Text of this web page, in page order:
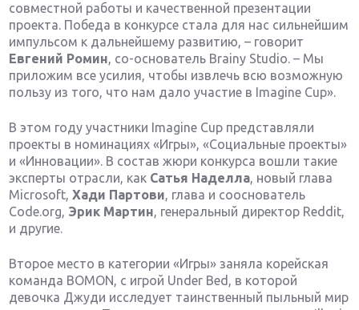
совместной работы и качественной презентации
проекта. Победа в конкурсе стала для нас сильнейшим
импульсом к дальнейшему развитию, – говорит
Евгений Ромин, со-основатель Brainy Studio. – Мы
приложим все усилия, чтобы извлечь всю возможную
пользу из того, что нам дало участие в Imagine Cup».
В этом году участники Imagine Cup представляли
проекты в номинациях «Игры», «Социальные проекты»
и «Инновации». В состав жюри конкурса вошли такие
эксперты отрасли, как Сатья Наделла, новый глава
Microsoft,Хади Партови, глава и сооснователь
Code.org, Эрик Мартин, генеральный директор Reddit,
и другие.
Второе место в категории «Игры» заняла корейская
команда BOMON, с игрой Under Bed, в которой
девочка Джуди исследует таинственный пыльный мир